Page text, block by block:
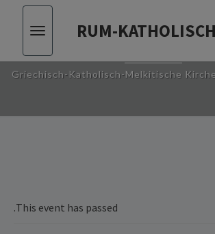
RUM-KATHOLISCH
Toggle
RUM-
Griechisch-Katholisch-Melkitische
This event has passed.